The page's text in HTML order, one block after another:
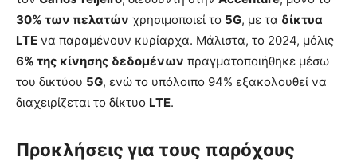
30% των πελατών χρησιμοποιεί το 5G, με τα δίκτυα
LTE να παραμένουν κυρίαρχα. Μάλιστα, το 2024, μόλις
6% της κίνησης δεδομένων πραγματοποιήθηκε μέσω
του δικτύου 5G, ενώ το υπόλοιπο 94% εξακολουθεί να
διαχειρίζεται το δίκτυο LTE.
Προκλήσεις για τους παρόχους